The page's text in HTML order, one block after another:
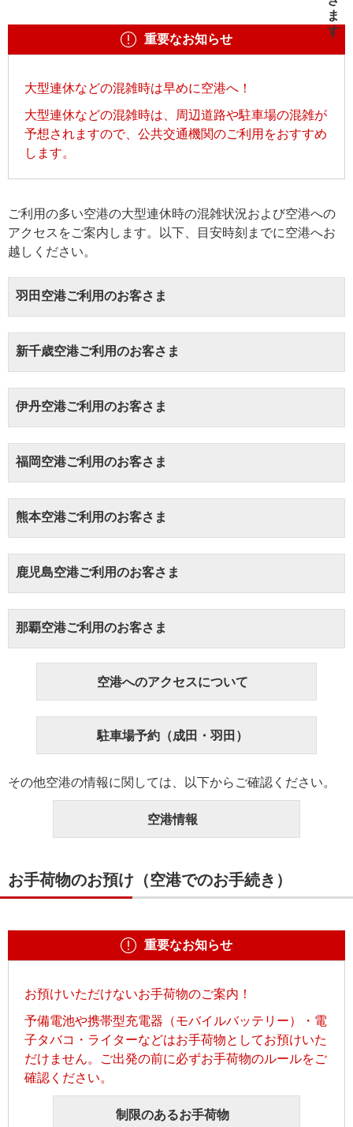
重要なお知らせ
大型連休などの混雑時は早めに空港へ！
大型連休などの混雑時は、周辺道路や駐車場の混雑が
予想されますので、公共交通機関のご利用をおすすめ
します。
ご利用の多い空港の大型連休時の混雑状況および空港への
アクセスをご案内します。以下、目安時刻までに空港へお
越しください。
羽田空港ご利用のお客さま
新千歳空港ご利用のお客さま
伊丹空港ご利用のお客さま
福岡空港ご利用のお客さま
熊本空港ご利用のお客さま
鹿児島空港ご利用のお客さま
那覇空港ご利用のお客さま
空港へのアクセスについて
駐車場予約（成田・羽田）
その他空港の情報に関しては、以下からご確認ください。
空港情報
お手荷物のお預け（空港でのお手続き）
重要なお知らせ
お預けいただけないお手荷物のご案内！
予備電池や携帯型充電器（モバイルバッテリー）・電
子タバコ・ライターなどはお手荷物としてお預けいた
だけません。ご出発の前に必ずお手荷物のルールをご
確認ください。
制限のあるお手荷物